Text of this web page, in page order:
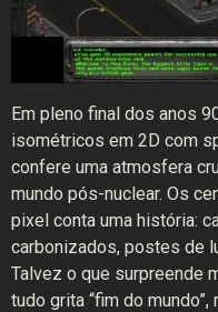
Em pleno final dos anos
isométricos em 2D com
confere uma atmosfera
mundo pós-nuclear. Os
pixel conta uma história:
carbonizados, postes de
Talvez o que surpreende
tudo grita “fim do